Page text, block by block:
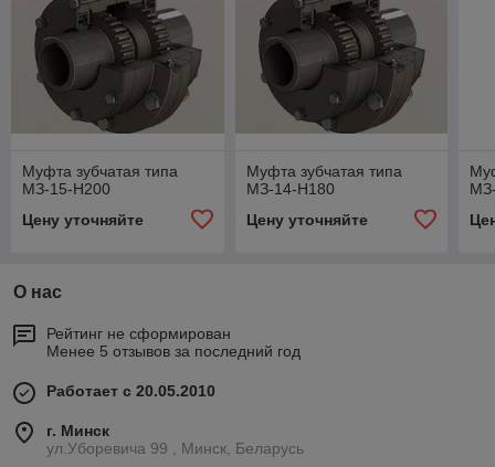
Муфта зубчатая типа
МЗ-15-Н200
Цену уточняйте
Муфта зубчатая типа
МЗ-14-Н180
Цену уточняйте
О нас
Рейтинг не сформирован
Менее 5 отзывов за последний год
Работает с 20.05.2010
г. Минск
ул.Уборевича 99 , Минск, Беларусь